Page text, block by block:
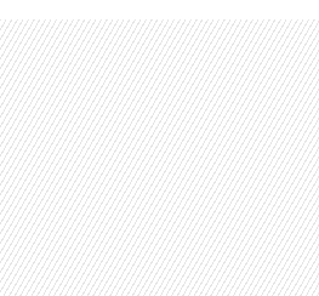
Skip to main content